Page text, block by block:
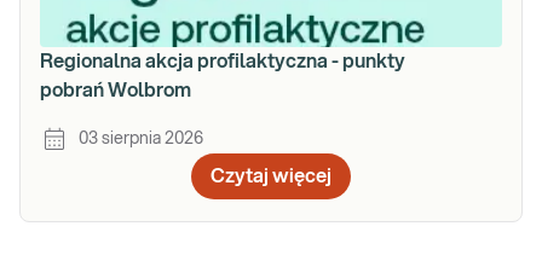
Regionalna akcja profilaktyczna - punkty
pobrań Wolbrom
03 sierpnia 2026
Czytaj więcej